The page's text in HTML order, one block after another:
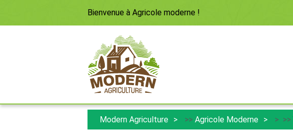
Bienvenue à Agricole moderne !
Modern Agriculture >> Agricole Moderne > >>